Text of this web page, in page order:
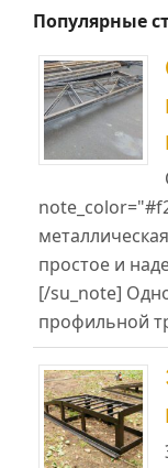
Популярные
простое и
[/su_note]
профильной